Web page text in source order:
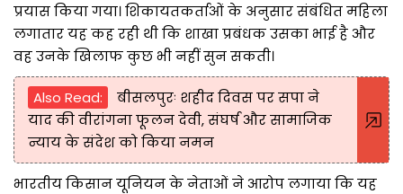
प्रयास किया गया। शिकायतकर्ताओं के अनुसार संबंधित महिला
लगातार यह कह रही थी कि शाखा प्रबंधक उसका भाई है और
वह उनके खिलाफ कुछ भी नहीं सुन सकती।
Also Read:
बीसलपुरः शहीद दिवस पर सपा ने
याद की वीरांगना फूलन देवी, संघर्ष और सामाजिक
न्याय के संदेश को किया नमन
भारतीय किसान यूनियन के नेताओं ने आरोप लगाया कि यह